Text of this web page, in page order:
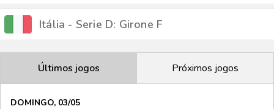
Itália - Serie D: Girone F
Últimos jogos Próximos jogos
DOMINGO, 03/05